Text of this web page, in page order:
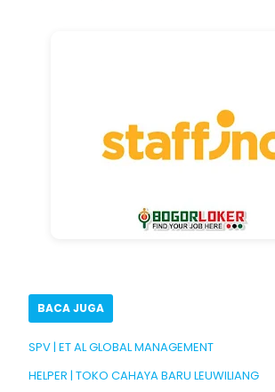
BACA JUGA
SPV | ET AL GLOBAL MANAGEMENT
HELPER | TOKO CAHAYA BARU LEUWILIANG